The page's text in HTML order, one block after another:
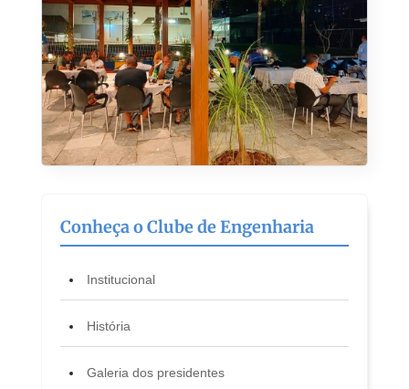
Conheça o Clube de Engenharia
Institucional
História
Galeria dos presidentes